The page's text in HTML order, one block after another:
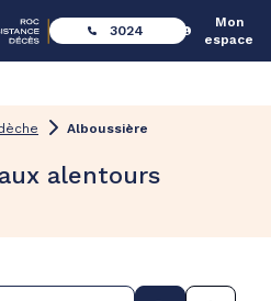
3024
Mon
espace
Alboussière
alentours